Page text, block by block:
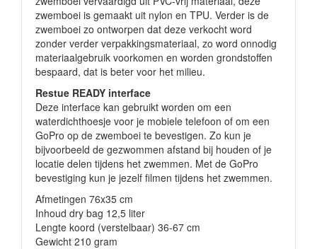
zwemboei is gemaakt uit nylon en TPU. Verder is de
zwemboei zo ontworpen dat deze verkocht word
zonder verder verpakkingsmateriaal, zo word onnodig
materiaalgebruik voorkomen en worden grondstoffen
bespaard, dat is beter voor het milieu.
Restue READY interface
Deze interface kan gebruikt worden om een
waterdichthoesje voor je mobiele telefoon of om een
GoPro op de zwemboei te bevestigen. Zo kun je
bijvoorbeeld de gezwommen afstand bij houden of je
locatie delen tijdens het zwemmen. Met de GoPro
bevestiging kun je jezelf filmen tijdens het zwemmen.
Afmetingen 76x35 cm
Inhoud dry bag 12,5 liter
Lengte koord (verstelbaar) 36-67 cm
Gewicht 210 gram